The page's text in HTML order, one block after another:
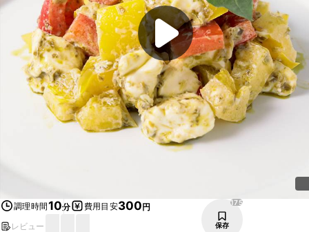
調理時間10分 費用目安300円
レビュー
175
保存